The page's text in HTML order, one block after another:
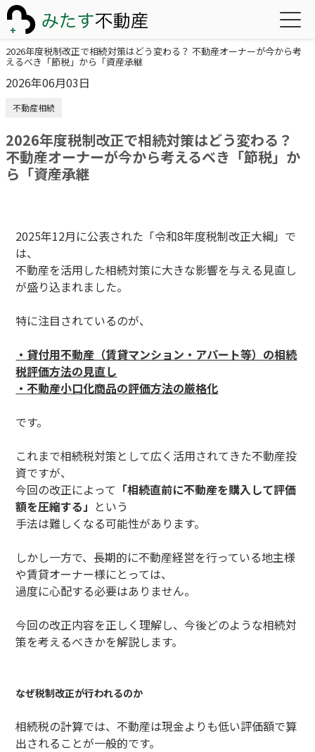
2026年度税制改正で相続対策はどう変わる？ 不動産オーナーが今から考
えるべき「節税」から「資産承継
2026年06月03日
不動産相続
2026年度税制改正で相続対策はどう変わる？
不動産オーナーが今から考えるべき「節税」か
ら「資産承継
2025年12月に公表された「令和8年度税制改正大綱」で
は、
不動産を活用した相続対策に大きな影響を与える見直し
が盛り込まれました。
特に注目されているのが、
・貸付用不動産（賃貸マンション・アパート等）の相続
税評価方法の見直し
・不動産小口化商品の評価方法の厳格化
です。
これまで相続税対策として広く活用されてきた不動産投
資ですが、
今回の改正によって 「相続直前に不動産を購入して評価
額を圧縮する」 という
手法は難しくなる可能性があります。
しかし一方で、長期的に不動産経営を行っている地主様
や賃貸オーナー様にとっては、
過度に心配する必要はありません。
今回の改正内容を正しく理解し、今後どのような相続対
策を考えるべきかを解説します。
なぜ税制改正が行われるのか
相続税の計算では、不動産は現金よりも低い評価額で算
出されることが一般的です。